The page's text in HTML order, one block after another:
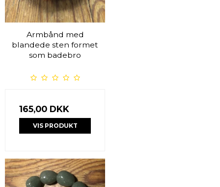
Armbånd med
blandede sten formet
som badebro
165,00 DKK
VIS PRODUKT